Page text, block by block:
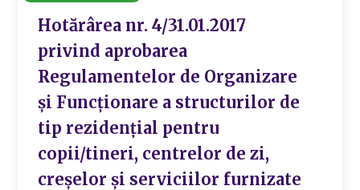
Hotărârea nr. 4/31.01.2017
privind aprobarea
Regulamentelor de Organizare
și Funcționare a structurilor de
tip rezidențial pentru
copii/tineri, centrelor de zi,
creșelor și serviciilor furnizate